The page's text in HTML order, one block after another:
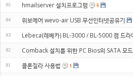
85 hmailserver 설치프로그램 6
84 위보에어 wevo-air USB 무선인터넷공유기
83 Lebeca(레베카) BL-3000 / BL-5000 캠 드라
82 Comback 설치를 위한 PC Bios의 SATA 모
81 클론질라 사용법 1